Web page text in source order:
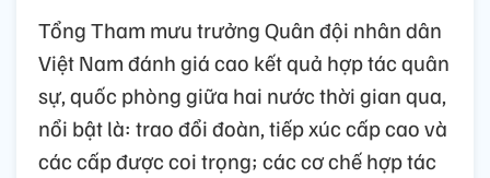
Tổng Tham mưu trưởng Quân đội nhân dân
Việt Nam đánh giá cao kết quả hợp tác quân
sự, quốc phòng giữa hai nước thời gian qua,
nổi bật là: trao đổi đoàn, tiếp xúc cấp cao và
các cấp được coi trọng; các cơ chế hợp tác